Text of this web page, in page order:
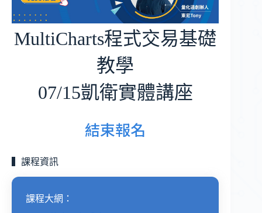
MultiCharts程式交易基礎
教學
07/15凱衛實體講座
結束報名
▍課程資訊
課程大網：